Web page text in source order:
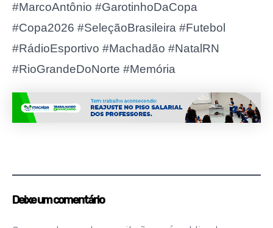
#MarcoAntônio #GarotinhoDaCopa
#Copa2026 #SeleçãoBrasileira #Futebol
#RádioEsportivo #Machadão #NatalRN
#RioGrandeDoNorte #Memória
Deixe um comentário